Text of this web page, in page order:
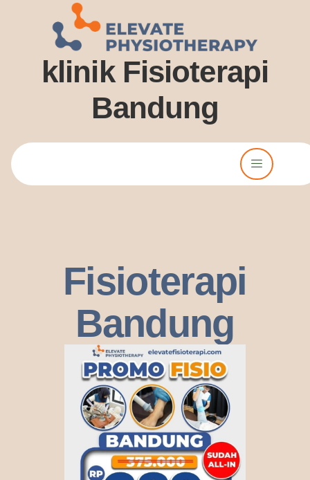
klinik Fisioterapi
Bandung
Fisioterapi
Bandung